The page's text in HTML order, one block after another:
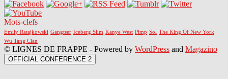
Mots-clefs
Emily Ratajkowski Gangtser Iceberg Slim Kanye West Pimp Sol The King Of New York
Wu Tang Clan
© LIGNES DE FRAPPE - Powered by WordPress and Magazino
OFFICIAL CONFERENCE 2